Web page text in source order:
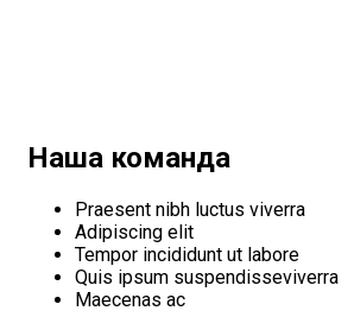
Наша команда
Praesent nibh luctus viverra
Adipiscing elit
Tempor incididunt ut labore
Quis ipsum suspendisseviverra
Maecenas ac